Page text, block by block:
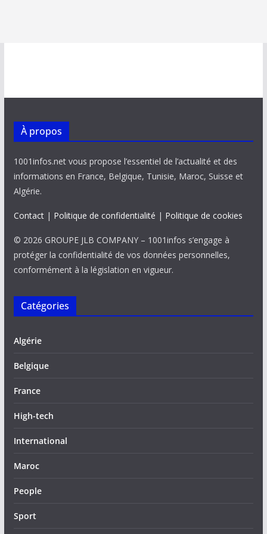
À propos
1001infos.net vous propose l’essentiel de l’actualité et des
informations en France, Belgique, Tunisie, Maroc, Suisse et
Algérie.
Contact| Politique de confidentialité | Politique de cookies
© 2026 GROUPE JLB COMPANY – 1001infos s’engage à
protéger la confidentialité de vos données personnelles,
conformément à la législation en vigueur.
Catégories
Algérie
Belgique
France
High-tech
International
Maroc
People
Sport